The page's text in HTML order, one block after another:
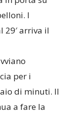
in porta su
I
arriva il
per i
di minuti. Il
a fare la